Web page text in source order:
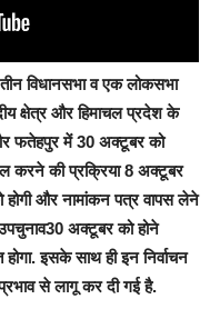
विधानसभा व एक लोकसभा
क्षेत्र और हिमाचल प्रदेश के
फतेहपुर में 30 अक्टूबर को
करने की प्रक्रिया 8 अक्टूबर
और नामांकन पत्र वापस लेने
अक्टूबर को होने
इसके साथ ही इन निर्वाचन
प्रभाव से लागू कर दी गई है.